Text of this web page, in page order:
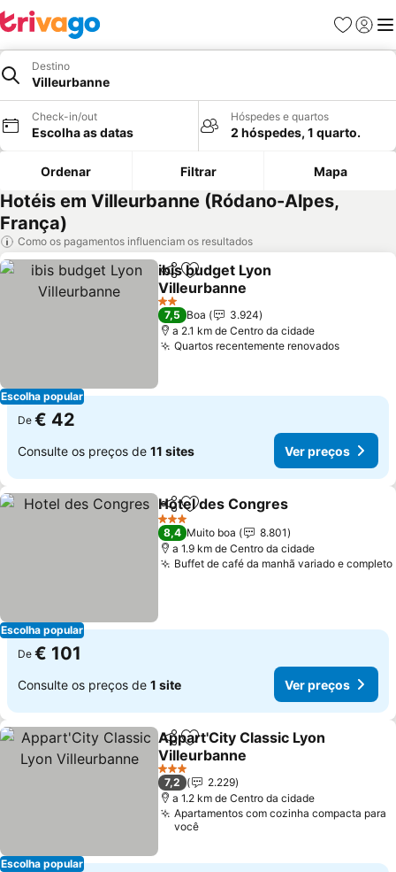
Favoritos
Iniciar
Destino
Villeurbanne
Check-in/out
Escolha as datas
Hóspedes e quartos
2 hóspedes, 1 quarto.
Ordenar Filtrar Mapa
Hotéis em Villeurbanne (Ródano-Alpes,
França)
Como os pagamentos influenciam os resultados
Escolha popular
PartilharAdicionar aos favoritos
ibis budget Lyon
Villeurbanne
2 Estrelas
7,5 Boa
3.924
a 2.1 km de Centro da cidade
Quartos recentemente renovados
De € 42
Consulte os preços de 11 sites Ver preços
Escolha popular
PartilharAdicionar aos favoritos
Hotel des Congres
3 Estrelas
8,4 Muito boa
8.801
a 1.9 km de Centro da cidade
Buffet de café da manhã variado e completo
De € 101
Consulte os preços de 1 site Ver preços
Escolha popular
PartilharAdicionar aos favoritos
Appart'City Classic Lyon
Villeurbanne
3 Estrelas
7,2
2.229
a 1.2 km de Centro da cidade
Apartamentos com cozinha compacta para
você